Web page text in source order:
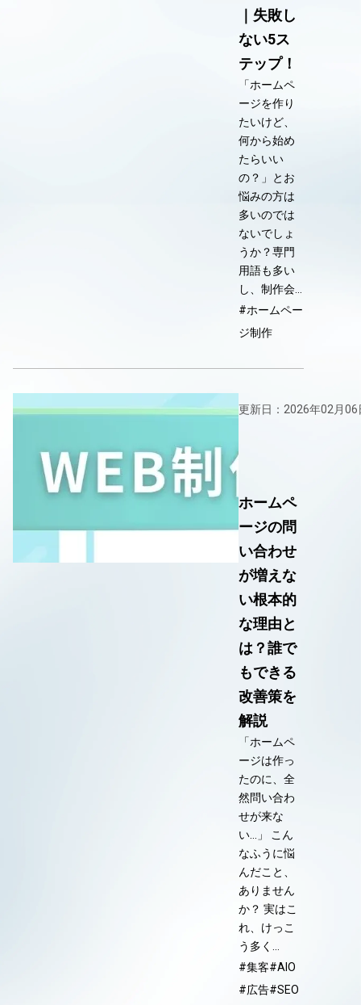
｜失敗し
ない5ス
テップ！
「ホームペ
ージを作り
たいけど、
何から始め
たらいい
の？」とお
悩みの方は
多いのでは
ないでしょ
うか？専門
用語も多い
し、制作会…
#ホームペー
ジ制作
更新日：2026年02月06
ホームペ
ージの問
い合わせ
が増えな
い根本的
な理由と
は？誰で
もできる
改善策を
解説
「ホームペ
ージは作っ
たのに、全
然問い合わ
せが来な
い…」 こん
なふうに悩
んだこと、
ありません
か？ 実はこ
れ、けっこ
う多く…
#集客#AIO
#広告#SEO